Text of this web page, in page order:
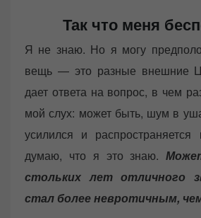
Так что меня
Я не знаю. Но я могу
вещь — это разные внешние
дает ответа на вопрос, в чем
мой слух: может быть, шум в
усилился и
думаю, что я это знаю.
стольких лет отличного
стал более невротичным,